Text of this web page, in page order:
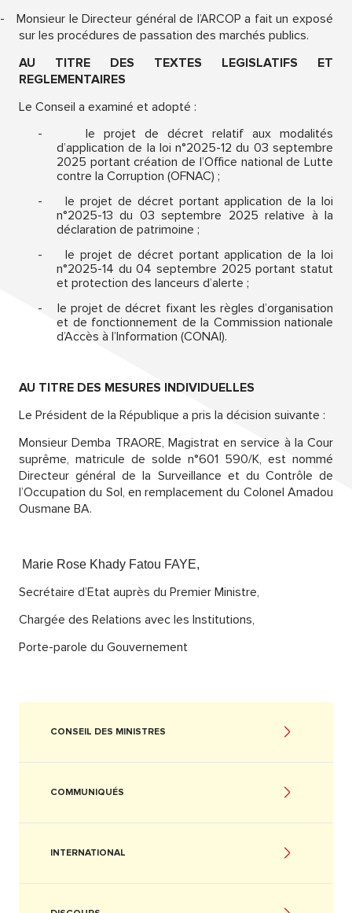
-
Monsieur le Directeur général de l’ARCOP a fait un exposé
sur les procédures de passation des marchés publics.
AU TITRE DES TEXTES LEGISLATIFS ET
REGLEMENTAIRES
Le Conseil a examiné et adopté :
-
le projet de décret relatif aux modalités
d’application de la loi n°2025-12 du 03 septembre
2025 portant création de l’Office national de Lutte
contre la Corruption (OFNAC) ;
-
le projet de décret portant application de la loi
n°2025-13 du 03 septembre 2025 relative à la
déclaration de patrimoine ;
-
le projet de décret portant application de la loi
n°2025-14 du 04 septembre 2025 portant statut
et protection des lanceurs d’alerte ;
-
le projet de décret fixant les règles d’organisation
et de fonctionnement de la Commission nationale
d’Accès à l’Information (CONAI).
AU TITRE DES MESURES INDIVIDUELLES
Le Président de la République a pris la décision suivante :
Monsieur Demba TRAORE, Magistrat en service à la Cour
suprême, matricule de solde n°601 590/K, est nommé
Directeur général de la Surveillance et du Contrôle de
l’Occupation du Sol, en remplacement du Colonel Amadou
Ousmane BA.
Marie Rose Khady Fatou FAYE,
Secrétaire d’Etat auprès du Premier Ministre,
Chargée des Relations avec les Institutions,
Porte-parole du Gouvernement
CONSEIL DES MINISTRES
COMMUNIQUÉS
INTERNATIONAL